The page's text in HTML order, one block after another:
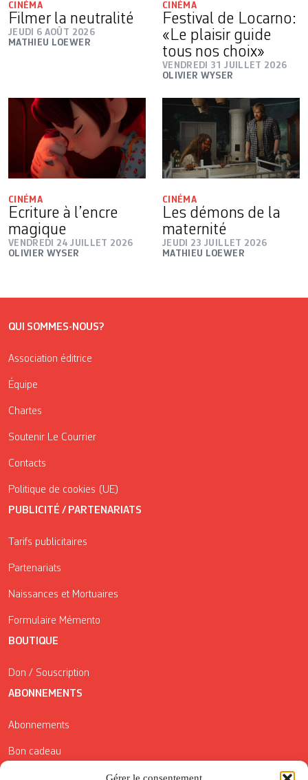
CINÉMA
Filmer la neutralité
JEUDI 6 AOÛT 2026
MATHIEU LOEWER
CINÉMA
Festival de Locarno:
«Le plaisir guide
tous nos choix»
VENDREDI 31 JUILLET 2026
OLIVIER WYSER
CINÉMA
Ecriture à l’encre
magique
VENDREDI 24 JUILLET 2026
OLIVIER WYSER
CINÉMA
Les démons de la
maternité
JEUDI 23 JUILLET 2026
MATHIEU LOEWER
QUI SOMMES-NOUS?
Association éditrice
Équipe
Chartes
Soutenir Le Courrier
Contacts
Politique de cookies (UE)
PUBLICITÉ / PARTENARIATS
Tarifs publicitaires
Partenariats
Naissances et Mortuaires
Formulaire Mémento
BOUTIQUE
Don / Souscription
ABONNEMENTS
Abonnements
Bon cadeau